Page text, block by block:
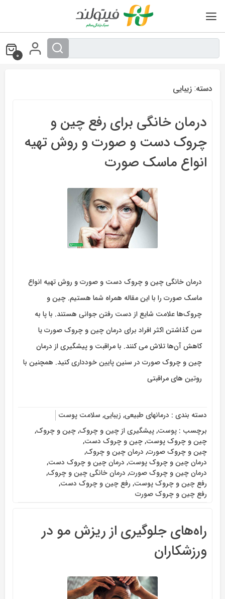
0
دسته: زیبایی
درمان خانگی برای رفع چین و
چروک دست و صورت و روش تهیه
انواع ماسک صورت
درمان خانگی چین و چروک دست و صورت و روش تهیه انواع
ماسک صورت را با این مقاله همراه شما هستیم. چین و
چروک‌ها علامت شایع از دست رفتن جوانی هستند. با پا به
سن گذاشتن اکثر افراد برای درمان چین و چروک صورت یا
کاهش آن‌ها تلاش می کنند. با مراقبت و پیشگیری از درمان
چین و چروک صورت در سنین پایین خودداری کنید. همچنین با
روتین های مراقبتی
دسته بندی : درمانهای طبیعی, زیبایی, سلامت پوست
برچسب : پوست,پیشگیری از چین و چروک,چین و چروک,
چین و چروک پوست,چین و چروک دست,
چین و چروک صورت, درمان چین و چروک,
درمان چین و چروک پوست, درمان چین و چروک دست,
درمان چین و چروک صورت, درمان خانگی چین و چروک,
رفع چین و چروک پوست, رفع چین و چروک دست,
رفع چین و چروک صورت
راه‌های جلوگیری از ریزش مو در
ورزشکاران